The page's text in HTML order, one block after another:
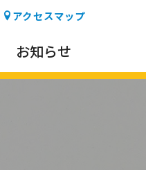
アクセスマップ
お知らせ